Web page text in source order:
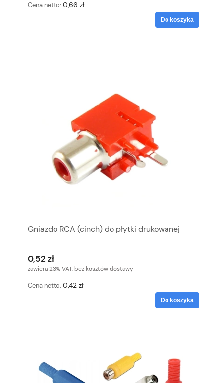
Cena netto: 0,66 zł
Do koszyka
Gniazdo RCA (cinch) do płytki drukowanej
0,52 zł
zawiera 23% VAT, bez kosztów dostawy
Cena netto: 0,42 zł
Do koszyka